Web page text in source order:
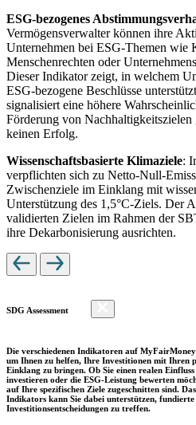
ESG-bezogenes
Vermögensverwalter können ihre
Unternehmen bei ESG-Themen wie
Menschenrechten oder
Dieser Indikator zeigt, in welchem
ESG-bezogene Beschlüsse
signalisiert eine höhere
Förderung von
keinen Erfolg.
Wissenschaftsbasierte Klimaziele:
verpflichten sich zu Netto-Null-
Zwischenziele im Einklang mit
Unterstützung des 1,5°C-Ziels. Der
validierten Zielen im Rahmen der
ihre Dekarbonisierung ausrichten.
SDG Assessment
Die verschiedenen Indikatoren auf
um Ihnen zu helfen, Ihre Investitionen mit Ihren
Einklang zu bringen. Ob Sie einen realen
investieren oder die ESG-Leistung bewerten
auf Ihre spezifischen Ziele zugeschnitten sind.
Indikators kann Sie dabei unterstützen,
Investitionsentscheidungen zu treffen.